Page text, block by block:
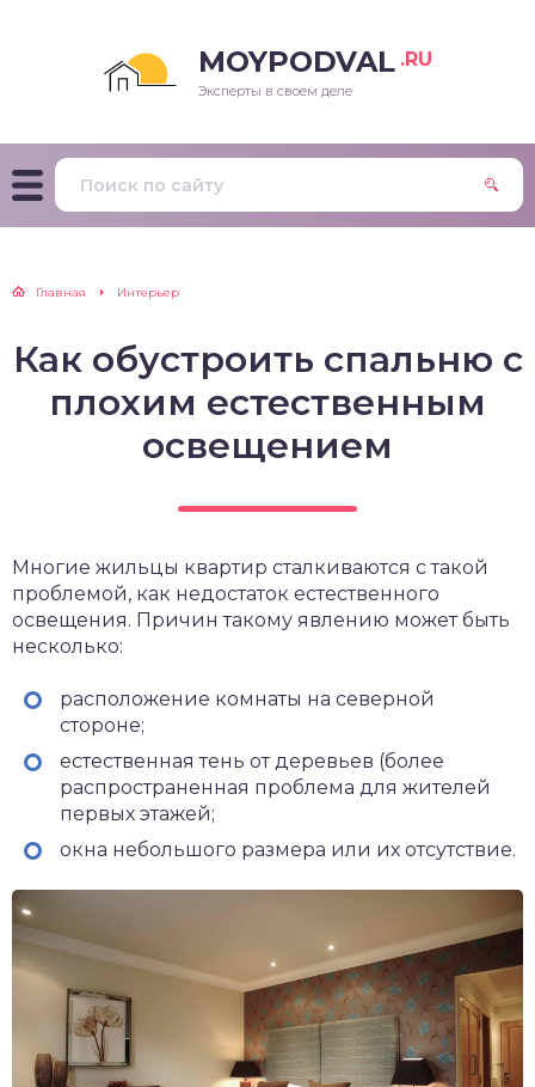
MOYPODVAL .RU
Эксперты в своем деле
Главная Интерьер
Как обустроить спальню с
плохим естественным
освещением
Многие жильцы квартир сталкиваются с такой
проблемой, как недостаток естественного
освещения. Причин такому явлению может быть
несколько:
расположение комнаты на северной
стороне;
естественная тень от деревьев (более
распространенная проблема для жителей
первых этажей;
окна небольшого размера или их отсутствие.